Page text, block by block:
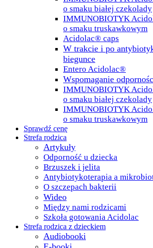
o smaku białej czekolady
IMMUNOBIOTYK
o smaku truskawkowym
Acidolac® caps
W trakcie i po
biegunce
Entero Acidolac®
Wspomaganie
IMMUNOBIOTYK
o smaku białej czekolady
IMMUNOBIOTYK
o smaku truskawkowym
Sprawdź cenę
Strefa rodzica
Artykuły
Odporność u dziecka
Brzuszek i jelita
Antybiotykoterapia a
O szczepach bakterii
Wideo
Między nami rodzicami
Szkoła gotowania Acidolac
Strefa rodzica z dzieckiem
Audiobooki